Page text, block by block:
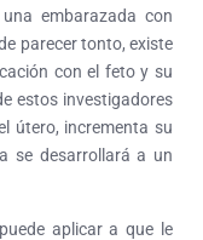
embarazada con
parecer tonto, existe
con el feto y su
estos investigadores
útero, incrementa su
se desarrollará a un
aplicar a que le